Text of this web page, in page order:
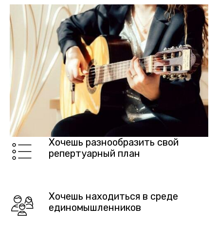
Хочешь разнообразить свой
репертуарный план
Хочешь находиться в среде
единомышленников